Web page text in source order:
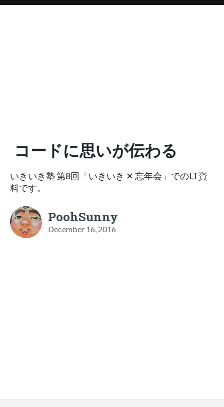
コードに思いが伝わる
いきいき塾 第8回「いきいき ✕ 忘年会」でのLT資
料です。
PoohSunny
December 16, 2016